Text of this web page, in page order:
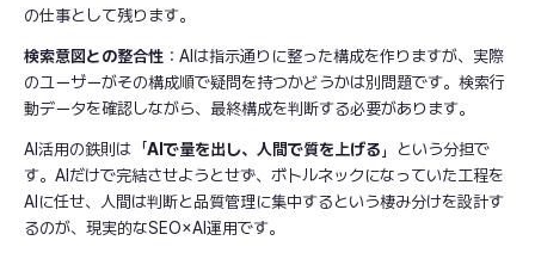
の仕事として残ります。
検索意図との整合性 ：AIは指示通りに整った構成を作りますが、実際
のユーザーがその構成順で疑問を持つかどうかは別問題です。検索行
動データを確認しながら、最終構成を判断する必要があります。
AI活用の鉄則は「AIで量を出し、人間で質を上げる」という分担で
す。AIだけで完結させようとせず、ボトルネックになっていた工程を
AIに任せ、人間は判断と品質管理に集中するという棲み分けを設計す
るのが、現実的なSEO×AI運用です。